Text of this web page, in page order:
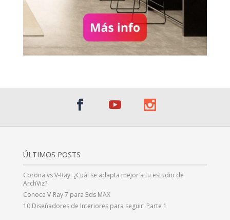
ÚLTIMOS POSTS
Corona vs V-Ray: ¿Cuál se adapta mejor a tu estudio de
ArchViz?
Conoce V-Ray 7 para 3ds MAX
10 Diseñadores de Interiores para seguir. Parte 1